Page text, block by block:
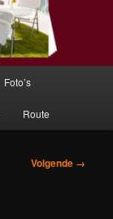
Foto’s
Route
Volgende →